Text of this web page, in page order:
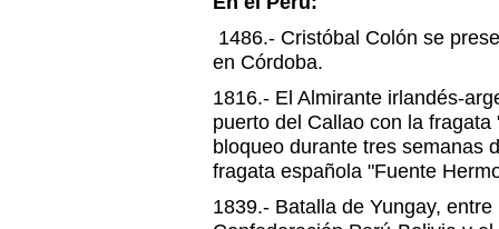
1486.- Cristóbal Colón se
en Córdoba.
1816.- El Almirante irlandés-
puerto del Callao con la
bloqueo durante tres semanas
fragata española "Fuente
1839.- Batalla de Yungay,